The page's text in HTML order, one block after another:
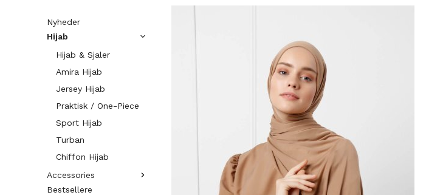
Nyheder
Hijab
Hijab & Sjaler
Amira Hijab
Jersey Hijab
Praktisk / One-Piece
Sport Hijab
Turban
Chiffon Hijab
Accessories
Bestsellere